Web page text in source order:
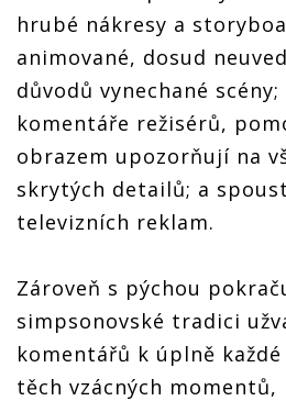
hrubé nákresy a
animované, dosud
důvodů vynechané
komentáře režisérů,
obrazem upozorňují na
skrytých detailů; a
televizních reklam.
Zároveň s pýchou
simpsonovské tradici
komentářů k úplně
těch vzácných momentů,